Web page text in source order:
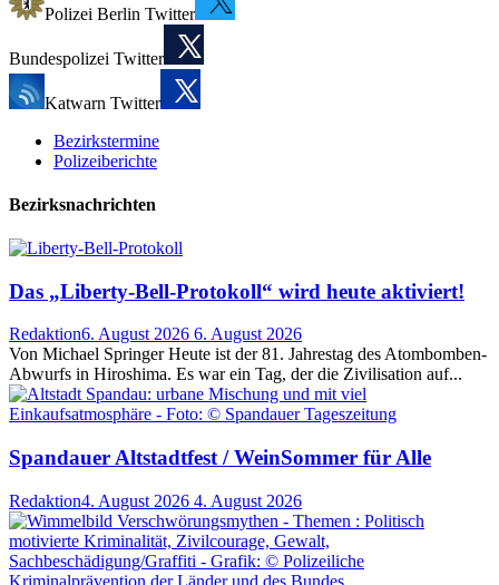
Polizei Berlin Twitter
Bundespolizei Twitter
Katwarn Twitter
Bezirkstermine
Polizeiberichte
Bezirksnachrichten
Das „Liberty-Bell-Protokoll“ wird heute aktiviert!
Redaktion6. August 2026 6. August 2026
Von Michael Springer Heute ist der 81. Jahrestag des Atombomben-
Abwurfs in Hiroshima. Es war ein Tag, der die Zivilisation auf...
Spandauer Altstadtfest / WeinSommer für Alle
Redaktion4. August 2026 4. August 2026